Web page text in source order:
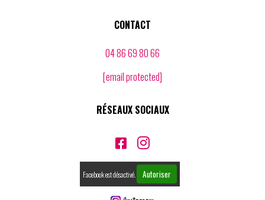
CONTACT
04 86 69 80 66
[email protected]
RÉSEAUX SOCIAUX
 
Facebook est désactivé. Autoriser